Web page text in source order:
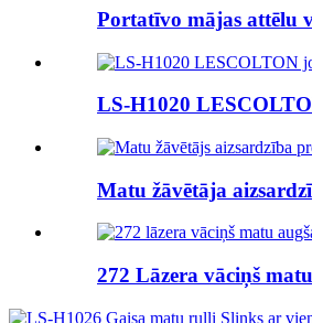
Portatīvo mājas attēlu
LS-H1020
Matu žāvētāja
272 Lāzera vāciņš